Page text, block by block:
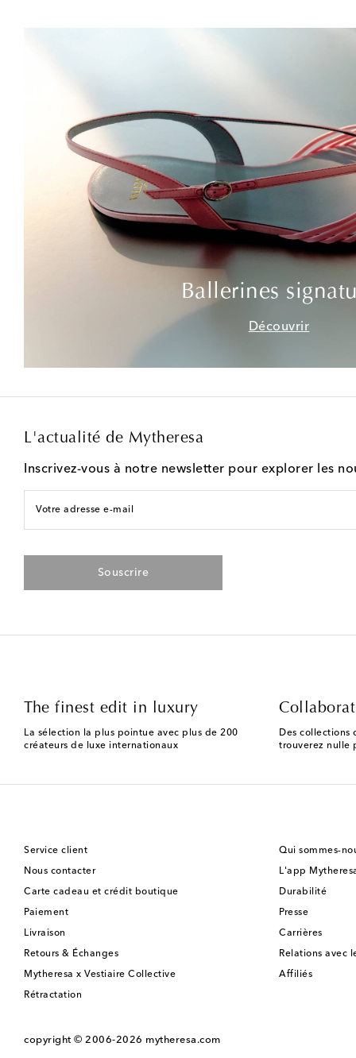
Ballerines
Découvrir
L'actualité de Mytheresa
Inscrivez-vous à notre newsletter pour explorer les
Votre adresse e-mail
Souscrire
The finest edit in luxury
La sélection la plus pointue avec plus de 200
créateurs de luxe internationaux
Des collections
trouverez nulle
Service client
Nous contacter
Carte cadeau et crédit boutique
Paiement
Livraison
Retours & Échanges
Mytheresa x Vestiaire Collective
Rétractation
Qui sommes-
L'app
Durabilité
Presse
Carrières
Relations avec
Affiliés
copyright © 2006-2026 mytheresa.com